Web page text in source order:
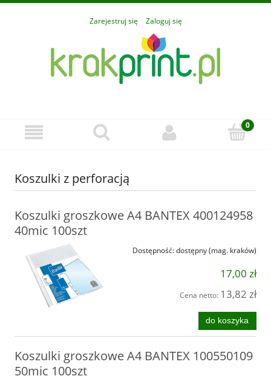
Zarejestruj się Zaloguj się
Koszulki z perforacją
Koszulki groszkowe A4 BANTEX 400124958
40mic 100szt
Dostępność:dostępny (mag. kraków)
17,00 zł
Cena netto: 13,82 zł
do koszyka
Koszulki groszkowe A4 BANTEX 100550109
50mic 100szt